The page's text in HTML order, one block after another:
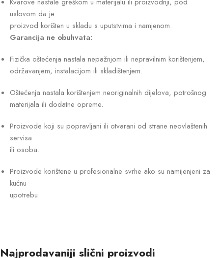
uslovom da je
proizvod korišten u skladu s uputstvima i namjenom.
Garancija ne obuhvata:
Fizička oštećenja nastala nepažnjom ili nepravilnim korištenjem,
održavanjem, instalacijom ili skladištenjem.
Oštećenja nastala korištenjem neoriginalnih dijelova, potrošnog
materijala ili dodatne opreme.
Proizvode koji su popravljani ili otvarani od strane neovlaštenih
servisa
ili osoba.
Proizvode korištene u profesionalne svrhe ako su namijenjeni za
kućnu
upotrebu.
Najprodavaniji slični proizvodi